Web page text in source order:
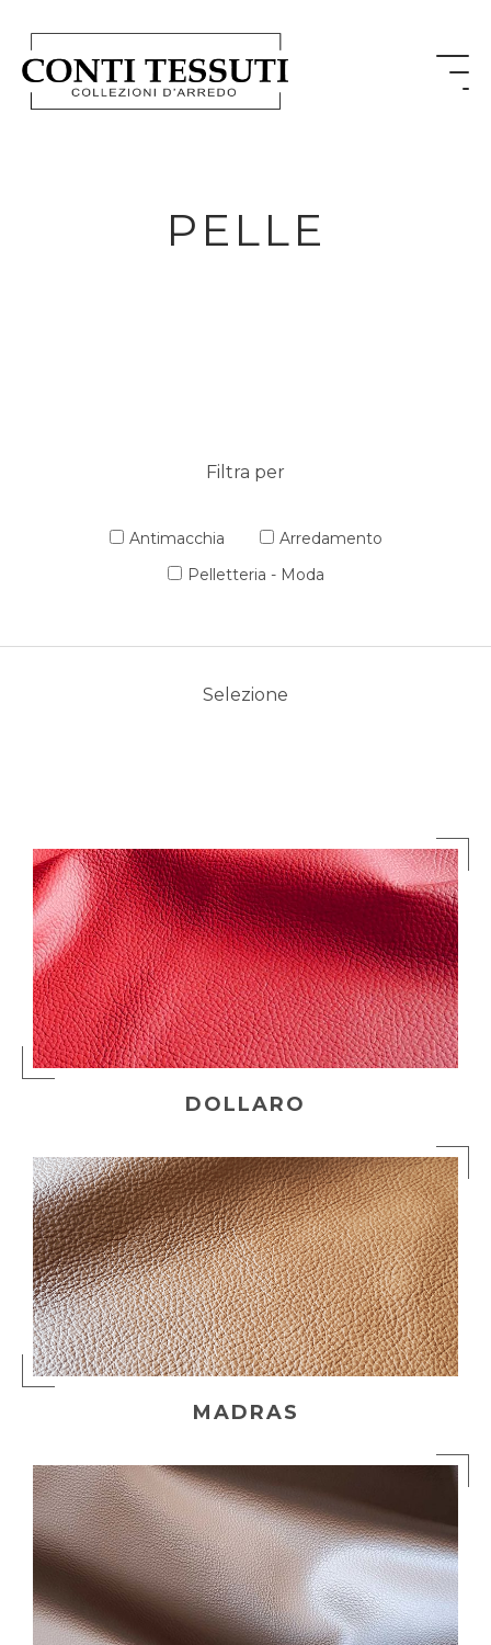
SPALMATI PVC
POLIURETANI ESPANSI
CHI SIAMO
PELLE
Filtra per
Antimacchia
Arredamento
Pelletteria - Moda
Selezione
DOLLARO
MADRAS